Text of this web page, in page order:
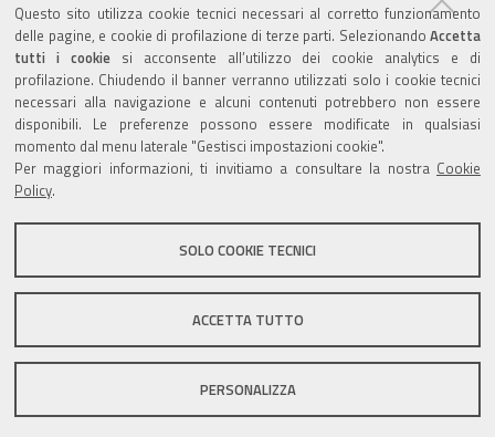
Questo sito utilizza cookie tecnici necessari al corretto funzionamento
delle pagine, e cookie di profilazione di terze parti. Selezionando Accetta
tutti i cookiesi acconsente all’utilizzo dei cookie analytics e di
profilazione. Chiudendo il banner verranno utilizzati solo i cookie tecnici
necessari alla navigazione e alcuni contenuti potrebbero non essere
disponibili. Le preferenze possono essere modificate in qualsiasi
momento dal menu laterale "Gestisci impostazioni cookie".
Per maggiori informazioni, ti invitiamo a consultare la nostra Cookie
Policy.
SOLO COOKIE TECNICI
ACCETTA TUTTO
PERSONALIZZA
Valuta questo sito
Sito istituzionale Comune di Zola Predosa
Privacy policy|DPO|Accessibilità